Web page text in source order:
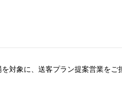
対象に、送客プラン提案営業をご